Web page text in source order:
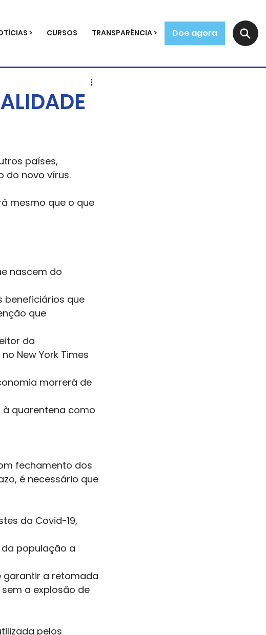
> CURSOS TRANSPARÊNCIA > Doe agora
países,
do novo vírus.
mesmo que o que
nascem do
beneficiários que
que
da
New York Times
morrerá de
à quarentena como
fechamento dos
é necessário que
da Covid-19,
população a
garantir a retomada
a explosão de
pelos